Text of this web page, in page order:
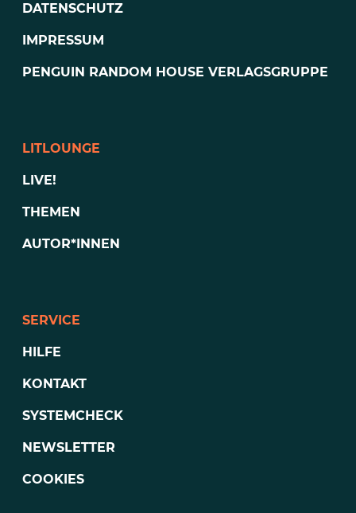
DATENSCHUTZ
IMPRESSUM
PENGUIN RANDOM HOUSE VERLAGSGRUPPE
LITLOUNGE
LIVE!
THEMEN
AUTOR*INNEN
SERVICE
HILFE
KONTAKT
SYSTEMCHECK
NEWSLETTER
COOKIES